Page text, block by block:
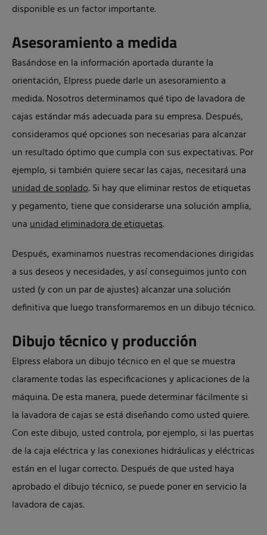
disponible es un factor importante.
Asesoramiento a medida
Basándose en la información aportada durante la
orientación, Elpress puede darle un asesoramiento a
medida. Nosotros determinamos qué tipo de lavadora de
cajas estándar más adecuada para su empresa. Después,
consideramos qué opciones son necesarias para alcanzar
un resultado óptimo que cumpla con sus expectativas. Por
ejemplo, si también quiere secar las cajas, necesitará una
unidad de soplado. Si hay que eliminar restos de etiquetas
y pegamento, tiene que considerarse una solución amplia,
unaunidad eliminadora de etiquetas.
Después, examinamos nuestras recomendaciones dirigidas
a sus deseos y necesidades, y así conseguimos junto con
usted (y con un par de ajustes) alcanzar una solución
definitiva que luego transformaremos en un dibujo técnico.
Dibujo técnico y producción
Elpress elabora un dibujo técnico en el que se muestra
claramente todas las especificaciones y aplicaciones de la
máquina. De esta manera, puede determinar fácilmente si
la lavadora de cajas se está diseñando como usted quiere.
Con este dibujo, usted controla, por ejemplo, si las puertas
de la caja eléctrica y las conexiones hidráulicas y eléctricas
están en el lugar correcto. Después de que usted haya
aprobado el dibujo técnico, se puede poner en servicio la
lavadora de cajas.